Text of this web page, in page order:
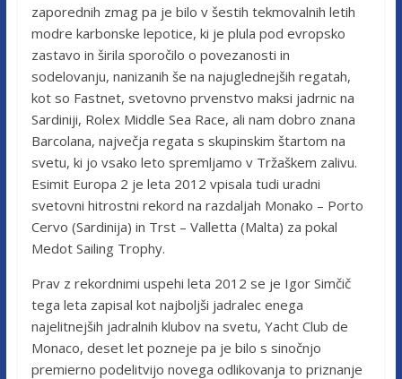
zaporednih zmag pa je bilo v šestih tekmovalnih letih
modre karbonske lepotice, ki je plula pod evropsko
zastavo in širila sporočilo o povezanosti in
sodelovanju, nanizanih še na najuglednejših regatah,
kot so Fastnet, svetovno prvenstvo maksi jadrnic na
Sardiniji, Rolex Middle Sea Race, ali nam dobro znana
Barcolana, največja regata s skupinskim štartom na
svetu, ki jo vsako leto spremljamo v Tržaškem zalivu.
Esimit Europa 2 je leta 2012 vpisala tudi uradni
svetovni hitrostni rekord na razdaljah Monako – Porto
Cervo (Sardinija) in Trst – Valletta (Malta) za pokal
Medot Sailing Trophy.
Prav z rekordnimi uspehi leta 2012 se je Igor Simčič
tega leta zapisal kot najboljši jadralec enega
najelitnejših jadralnih klubov na svetu, Yacht Club de
Monaco, deset let pozneje pa je bilo s sinočnjo
premierno podelitvijo novega odlikovanja to priznanje